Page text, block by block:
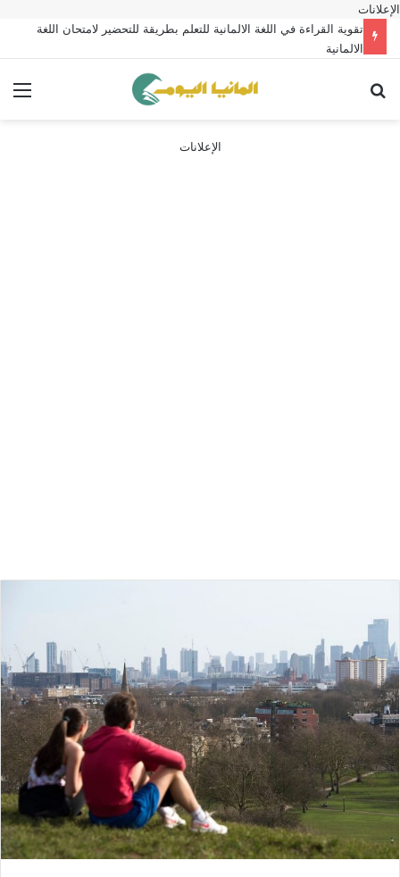
الإعلانات
تقوية القراءة في اللغة الالمانية للتعلم بطريقة للتحضير لامتحان اللغة
الالمانية
الإعلانات